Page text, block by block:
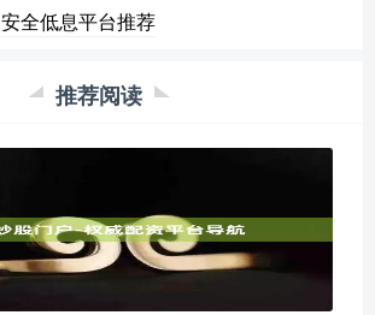
全低息平台推荐
推荐阅读